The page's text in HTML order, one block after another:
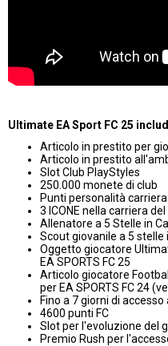
Ultimate EA Sport FC 25
Articolo in prestito per
Articolo in prestito
Slot Club PlayStyles
250.000 monete di club
Punti personalità
3 ICONE nella carriera
Allenatore a 5 Stelle in
Scout giovanile a 5
Oggetto giocatore
EA SPORTS FC 25
Articolo giocatore
per EA SPORTS FC 24
Fino a 7 giorni di
4600 punti FC
Slot per l'evoluzione del
Premio Rush per